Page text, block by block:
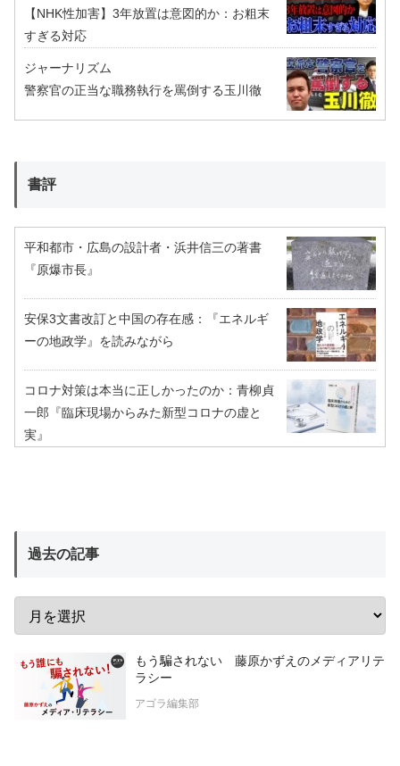
【NHK性加害】3年放置は意図的か：お粗末
すぎる対応
ジャーナリズム
警察官の正当な職務執行を罵倒する玉川徹
書評
平和都市・広島の設計者・浜井信三の著書
『原爆市長』
安保3文書改訂と中国の存在感：『エネルギ
ーの地政学』を読みながら
コロナ対策は本当に正しかったのか：青柳貞
一郎『臨床現場からみた新型コロナの虚と
実』
過去の記事
もう騙されない 藤原かずえのメディアリテ
ラシー
アゴラ編集部